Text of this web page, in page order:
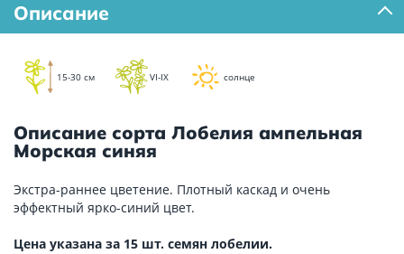
Описание
15-30 см VI-IX солнце
Описание сорта Лобелия ампельная
Морская синяя
Экстра-раннее цветение. Плотный каскад и очень
эффектный ярко-синий цвет.
Цена указана за 15 шт. семян лобелии.